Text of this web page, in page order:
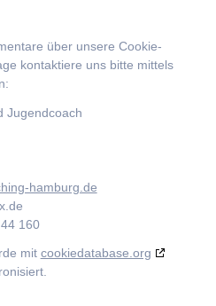
über unsere Cookie-
kontaktiere uns bitte mittels
Jugendcoach
hamburg.de
160
mit cookiedatabase.org